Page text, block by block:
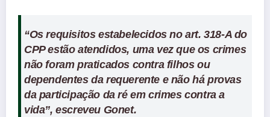
“Os requisitos estabelecidos no art. 318-A do
CPP estão atendidos, uma vez que os crimes
não foram praticados contra filhos ou
dependentes da requerente e não há provas
da participação da ré em crimes contra a
vida”, escreveu Gonet.